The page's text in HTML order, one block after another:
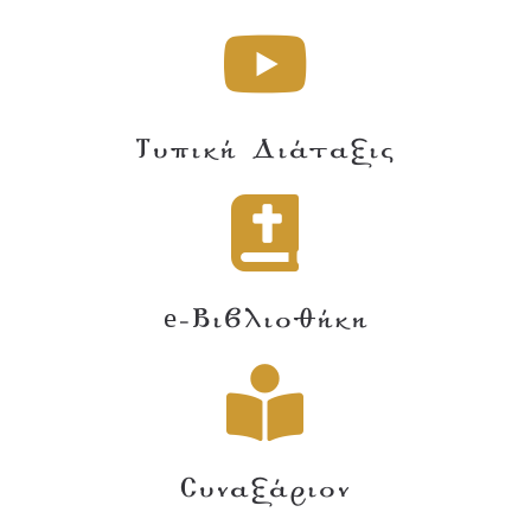
Τυπική Διάταξις
e-Βιβλιοθήκη
Συναξάριον